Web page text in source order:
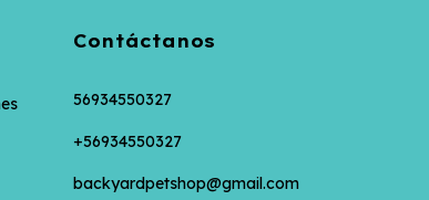
Contáctanos
56934550327
+56934550327
backyardpetshop@gmail.com